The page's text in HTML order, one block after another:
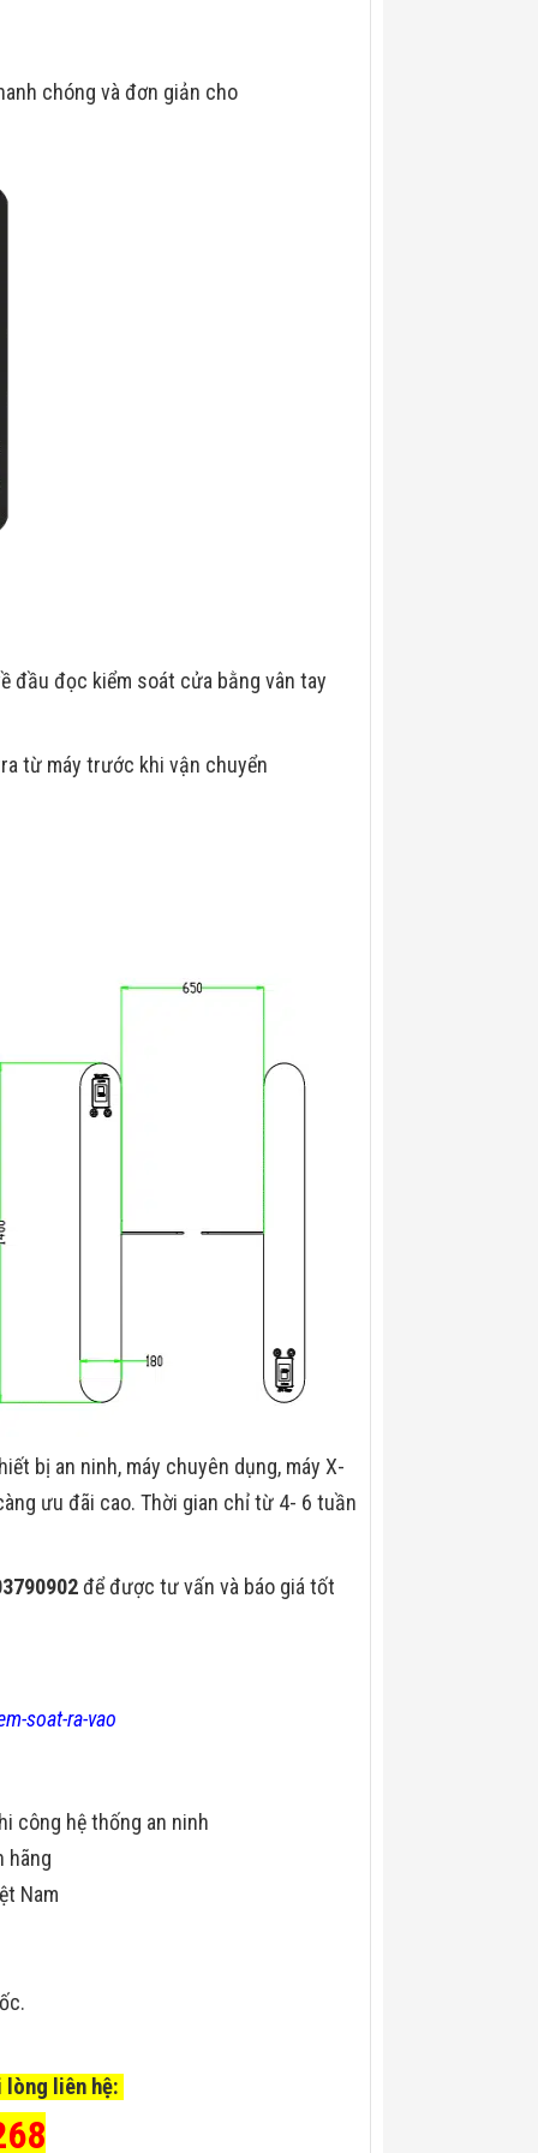
chóng và đơn giản cho
đầu đọc kiểm soát cửa bằng vân tay
từ máy trước khi vận chuyển
bị an ninh, máy chuyên dụng, máy X-
ưu đãi cao. Thời gian chỉ từ 4- 6 tuần
để được tư vấn và báo giá tốt
soat-ra-vao
công hệ thống an ninh
hãng
Nam
liên hệ: